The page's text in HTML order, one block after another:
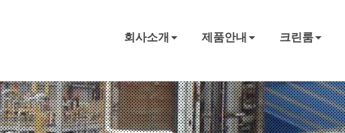
회사소개 제품안내 크린룸